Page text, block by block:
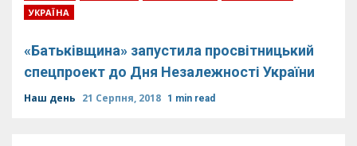
УКРАЇНА
«Батьківщина» запустила просвітницький
спецпроект до Дня Незалежності України
Наш день 21 Серпня, 2018 1 min read